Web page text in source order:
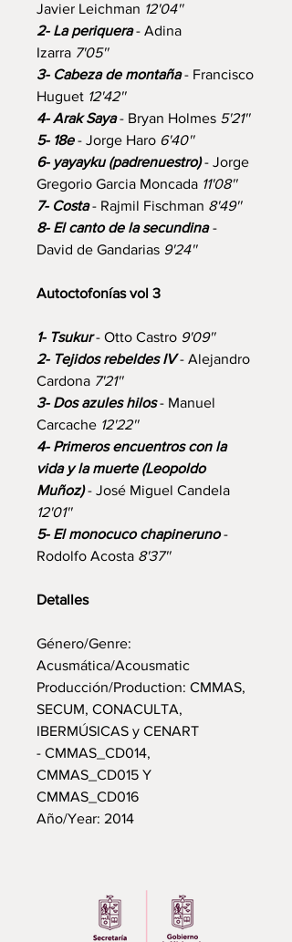
Javier Leichman 12'04''
2- La periquera- Adina
Izarra 7'05''
3- Cabeza de montaña- Francisco
Huguet 12'42''
4- Arak Saya- Bryan Holmes 5'21''
5- 18e- Jorge Haro 6'40''
6- yayayku (padrenuestro)- Jorge
Gregorio Garcia Moncada 11'08''
7- Costa- Rajmil Fischman 8'49''
8- El canto de la secundina -
David de Gandarias 9'24''
Autoctofonías vol 3
1- Tsukur- Otto Castro 9'09''
2- Tejidos rebeldes IV- Alejandro
Cardona 7'21''
3- Dos azules hilos- Manuel
Carcache 12'22''
4- Primeros encuentros con la
vida y la muerte (Leopoldo
Muñoz)- José Miguel Candela
12'01''
5- El monocuco chapineruno-
Rodolfo Acosta 8'37''
Detalles
Género/Genre:
Acusmática/Acousmatic
Producción/Production: CMMAS,
SECUM, CONACULTA,
IBERMÚSICAS y CENART
- CMMAS_CD014,
CMMAS_CD015 Y
CMMAS_CD016
Año/Year: 2014